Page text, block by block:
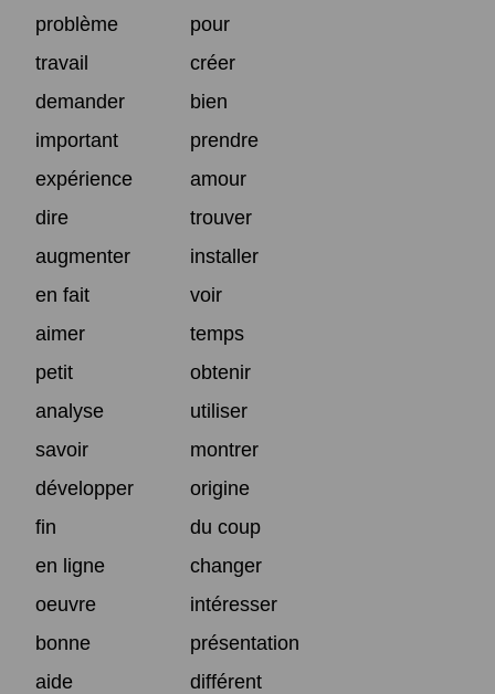
problème
pour
travail
créer
demander
bien
important
prendre
expérience
amour
dire
trouver
augmenter
installer
en fait
voir
aimer
temps
petit
obtenir
analyse
utiliser
savoir
montrer
développer
origine
fin
du coup
en ligne
changer
oeuvre
intéresser
bonne
présentation
aide
différent